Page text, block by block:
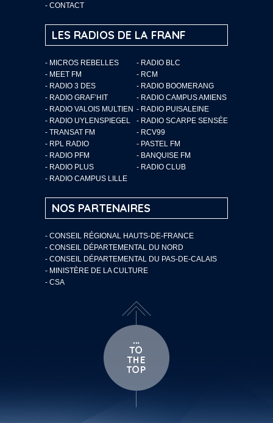
- CONTACT
LES RADIOS DE LA FRANF
- MICROS REBELLES
- RADIO BLC
- MEET FM
- RCM
- RADIO 3 DES
- RADIO BOOMERANG
- RADIO GRAF’HIT
- RADIO CAMPUS AMIENS
- RADIO VALOIS MULTIEN - RADIO PUISALEINE
- RADIO UYLENSPIEGEL
- RADIO SCARPE SENSÉE
- TRANSAT FM
- RCV99
- RPL RADIO
- PASTEL FM
- RADIO PFM
- BANQUISE FM
- RADIO PLUS
- RADIO CLUB
- RADIO CAMPUS LILLE
NOS PARTENAIRES
- CONSEIL RÉGIONAL HAUTS-DE-FRANCE
- CONSEIL DÉPARTEMENTAL DU NORD
- CONSEIL DÉPARTEMENTAL DU PAS-DE-CALAIS
- MINISTÈRE DE LA CULTURE
- CSA